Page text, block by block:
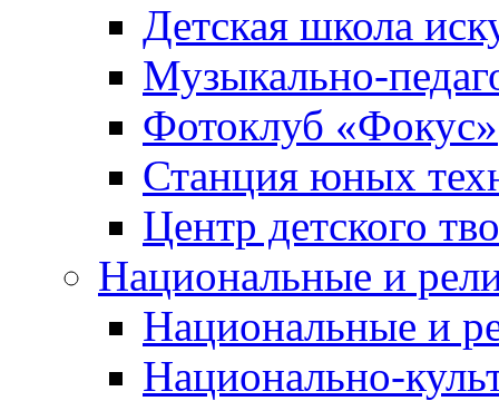
Детская школа
Музыкально-
Фотоклуб «Фокус»
Станция юных
Центр детского
Национальные и
Национальные и
Национально-